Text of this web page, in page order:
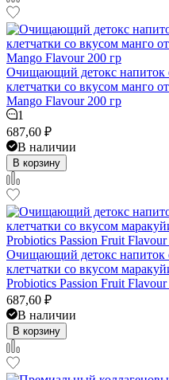
Очищающий детокс напиток
клетчатки со вкусом манго
Mango Flavour 200 гр
1
687,60 ₽
В наличии
В корзину
Очищающий детокс напиток
клетчатки со вкусом
Probiotics Passion Fruit Flavour
687,60 ₽
В наличии
В корзину